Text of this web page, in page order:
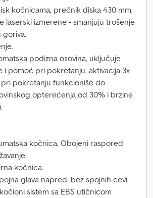
kočnicama, prečnik diska 430 mm.
laserski izmerene - smanjuju trošenje
podizna osovina, uključuje
i pomoć pri pokretanju, aktivacija 3x
pokretanju funkcioniše do
opterećenja od 30% i brzine
kočnica. Obojeni raspored
kočnica.
glava napred, bez spojnih cevi.
sistem sa EBS utičnicom